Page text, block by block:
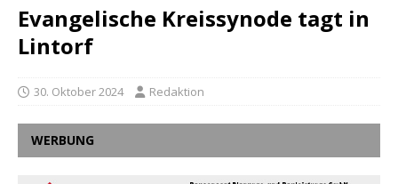
Evangelische Kreissynode tagt in
Lintorf
30. Oktober 2024 Redaktion
WERBUNG